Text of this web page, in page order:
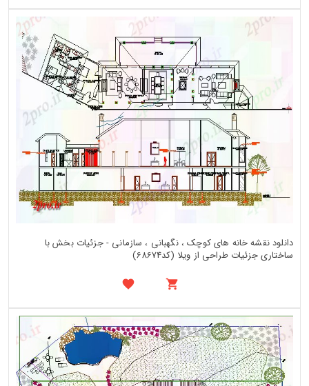
دانلود نقشه خانه های کوچک ، نگهبانی ، سازمانی - جزئیات بخش با
ساختاری جزئیات طراحی از ویلا (کد68674)